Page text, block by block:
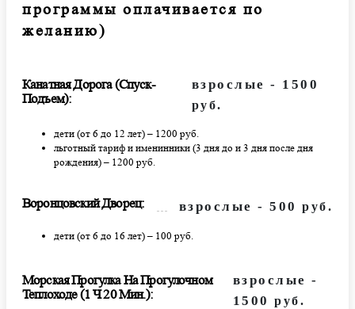
программы оплачивается по
желанию)
Канатная Дорога (спуск-
Подъем):
взрослые - 1500
руб.
дети (от 6 до 12 лет) – 1200 руб.
льготный тариф и именинники (3 дня до и 3 дня после дня
рождения) – 1200 руб.
Воронцовский Дворец: взрослые - 500 руб.
дети (от 6 до 16 лет) – 100 руб.
Морская Прогулка На Прогулочном
Теплоходе (1 Ч 20 Мин.):
взрослые -
1500руб.